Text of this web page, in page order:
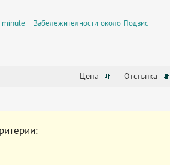
minute Забележителности около Подвис
Цена Отстъпка